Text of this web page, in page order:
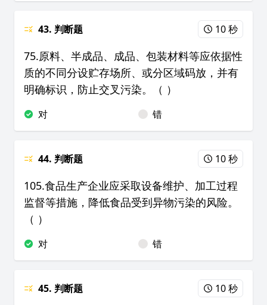
43. 判断题 10 秒
75.原料、半成品、成品、包装材料等应依据性
质的不同分设贮存场所、或分区域码放，并有
明确标识，防止交叉污染。（ ）
对 错
44. 判断题 10 秒
105.食品生产企业应采取设备维护、加工过程
监督等措施，降低食品受到异物污染的风险。
（ ）
对 错
45. 判断题 10 秒